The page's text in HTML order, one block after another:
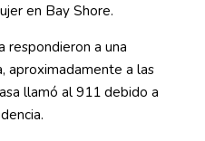
en Bay Shore.
respondieron a una
aproximadamente a las
llamó al 911 debido a